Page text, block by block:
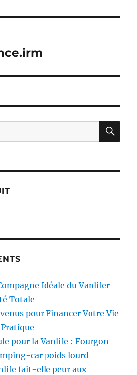
Idéale du Vanlifer
Totale
pour Financer Votre Vie
pour la Vanlife : Fourgon
car poids lourd
fait-elle peur aux